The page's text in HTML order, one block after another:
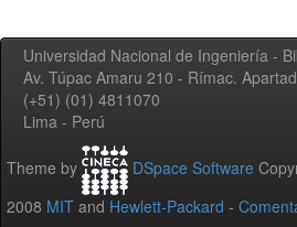
Universidad Nacional de Ingeniería -
Av. Túpac Amaru 210 - Rímac.
(+51) (01) 4811070
Lima - Perú
Theme by DSpace Software
2008 MIT and Hewlett-Packard -